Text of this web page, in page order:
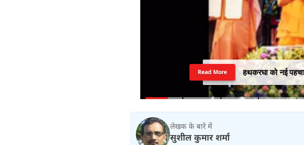
हथकरघा को नई
Read More
लेखक के बारे में
सुशील कुमार शर्मा